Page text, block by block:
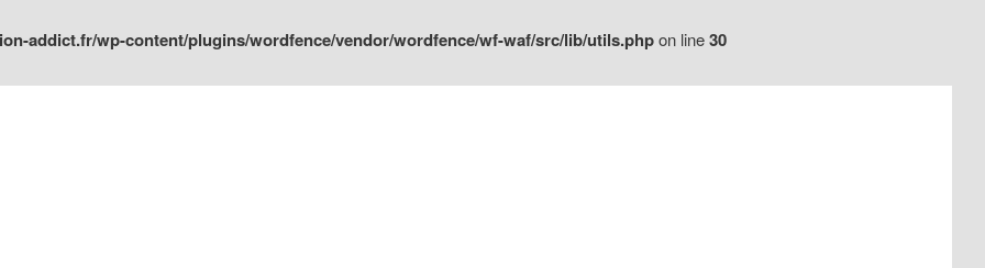
addict.fr/wp-content/plugins/wordfence/vendor/wordfence/wf-waf/src/lib/utils.phpon line30